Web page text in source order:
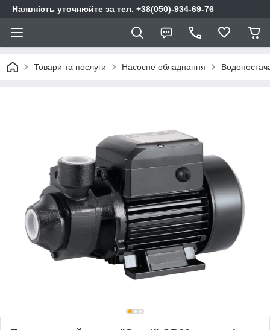
Наявність уточнюйте за тел. +38(050)-934-69-76
Товари та послуги Насосне обладнання